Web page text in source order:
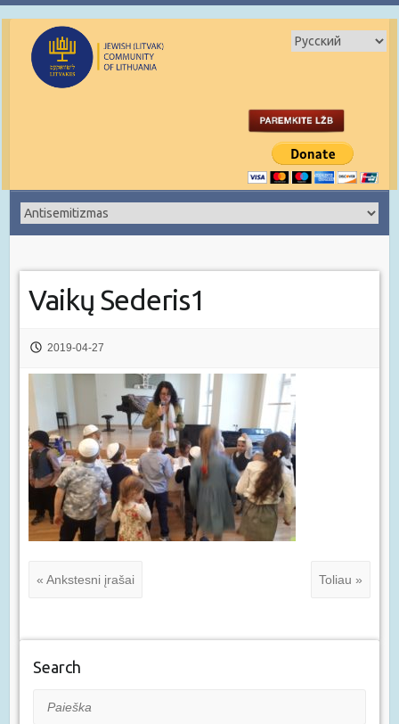
Vaikų Sederis1
2019-04-27
« Ankstesni įrašai Toliau »
Search
Paieška